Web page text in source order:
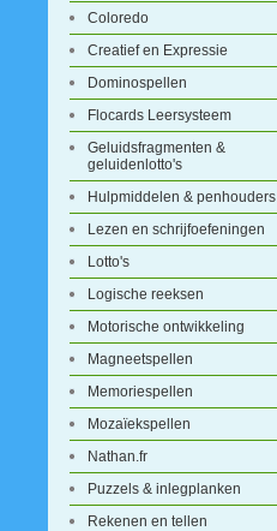
Coloredo
Creatief en Expressie
Dominospellen
Flocards Leersysteem
Geluidsfragmenten &
geluidenlotto's
Hulpmiddelen & penhouders
Lezen en schrijfoefeningen
Lotto's
Logische reeksen
Motorische ontwikkeling
Magneetspellen
Memoriespellen
Mozaïekspellen
Nathan.fr
Puzzels & inlegplanken
Rekenen en tellen